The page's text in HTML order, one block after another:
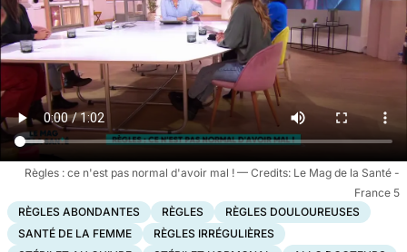
Règles : ce n'est pas normal d'avoir mal !
Le Mag de la Santé -
France 5
RÈGLES ABONDANTES
RÈGLES
RÈGLES DOULOUREUSES
SANTÉ DE LA FEMME
RÈGLES IRRÉGULIÈRES